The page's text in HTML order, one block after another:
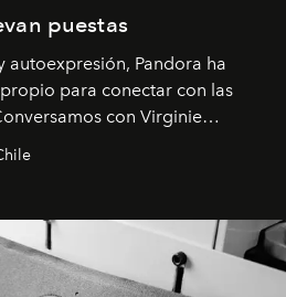
puestas
autoexpresión, Pandora ha
para conectar con las
con Virginie
cultura y el valor